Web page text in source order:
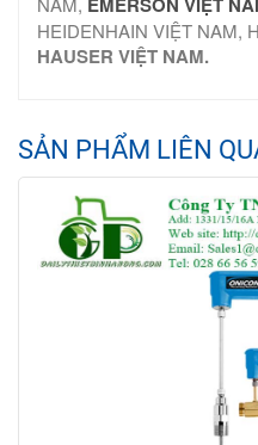
HEIDENHAIN VIỆT NAM,
HAUSER VIỆT NAM.
SẢN PHẨM LIÊN